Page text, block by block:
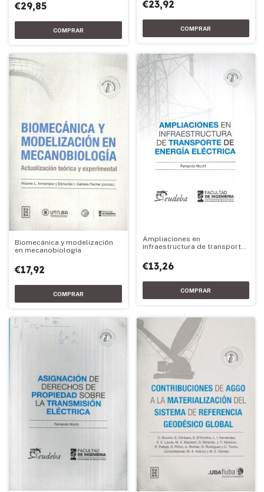
€29,85 €23,92
Biomecánica y modelización
en mecanobiología
€17,92
Ampliaciones en
infraestructura de transporte
€13,26